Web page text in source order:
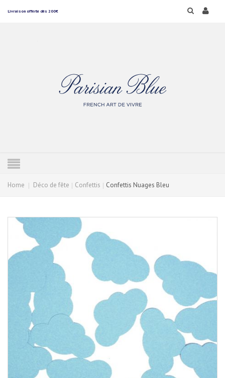
Livraison offerte dès 200€
Home Déco de fête Confettis Confettis Nuages Bleu